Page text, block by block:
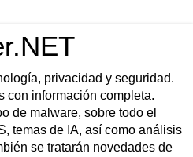
privacidad y seguridad.
con información completa.
de malware, sobre todo el
temas de IA, así como análisis
se tratarán novedades de